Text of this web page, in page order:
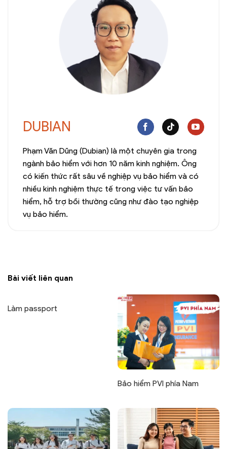
DUBIAN
Phạm Văn Dũng (Dubian) là một chuyên gia trong
ngành bảo hiểm với hơn 10 năm kinh nghiệm. Ông
có kiến thức rất sâu về nghiệp vụ bảo hiểm và có
nhiều kinh nghiệm thực tế trong việc tư vấn bảo
hiểm, hỗ trợ bồi thường cũng như đào tạo nghiệp
vụ bảo hiểm.
Bài viết liên quan
Làm passport
Bảo hiểm PVI phía Nam